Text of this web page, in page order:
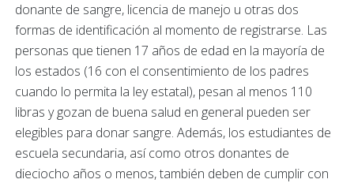
donante de sangre, licencia de manejo u otras dos
formas de identificación al momento de registrarse. Las
personas que tienen 17 años de edad en la mayoría de
los estados (16 con el consentimiento de los padres
cuando lo permita la ley estatal), pesan al menos 110
libras y gozan de buena salud en general pueden ser
elegibles para donar sangre. Además, los estudiantes de
escuela secundaria, así como otros donantes de
dieciocho años o menos, también deben de cumplir con